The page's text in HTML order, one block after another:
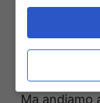
351 dollari.
in media se
Ma andiamo